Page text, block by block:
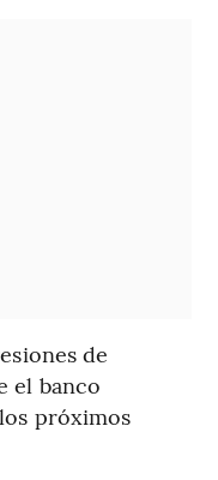
de
el banco
próximos